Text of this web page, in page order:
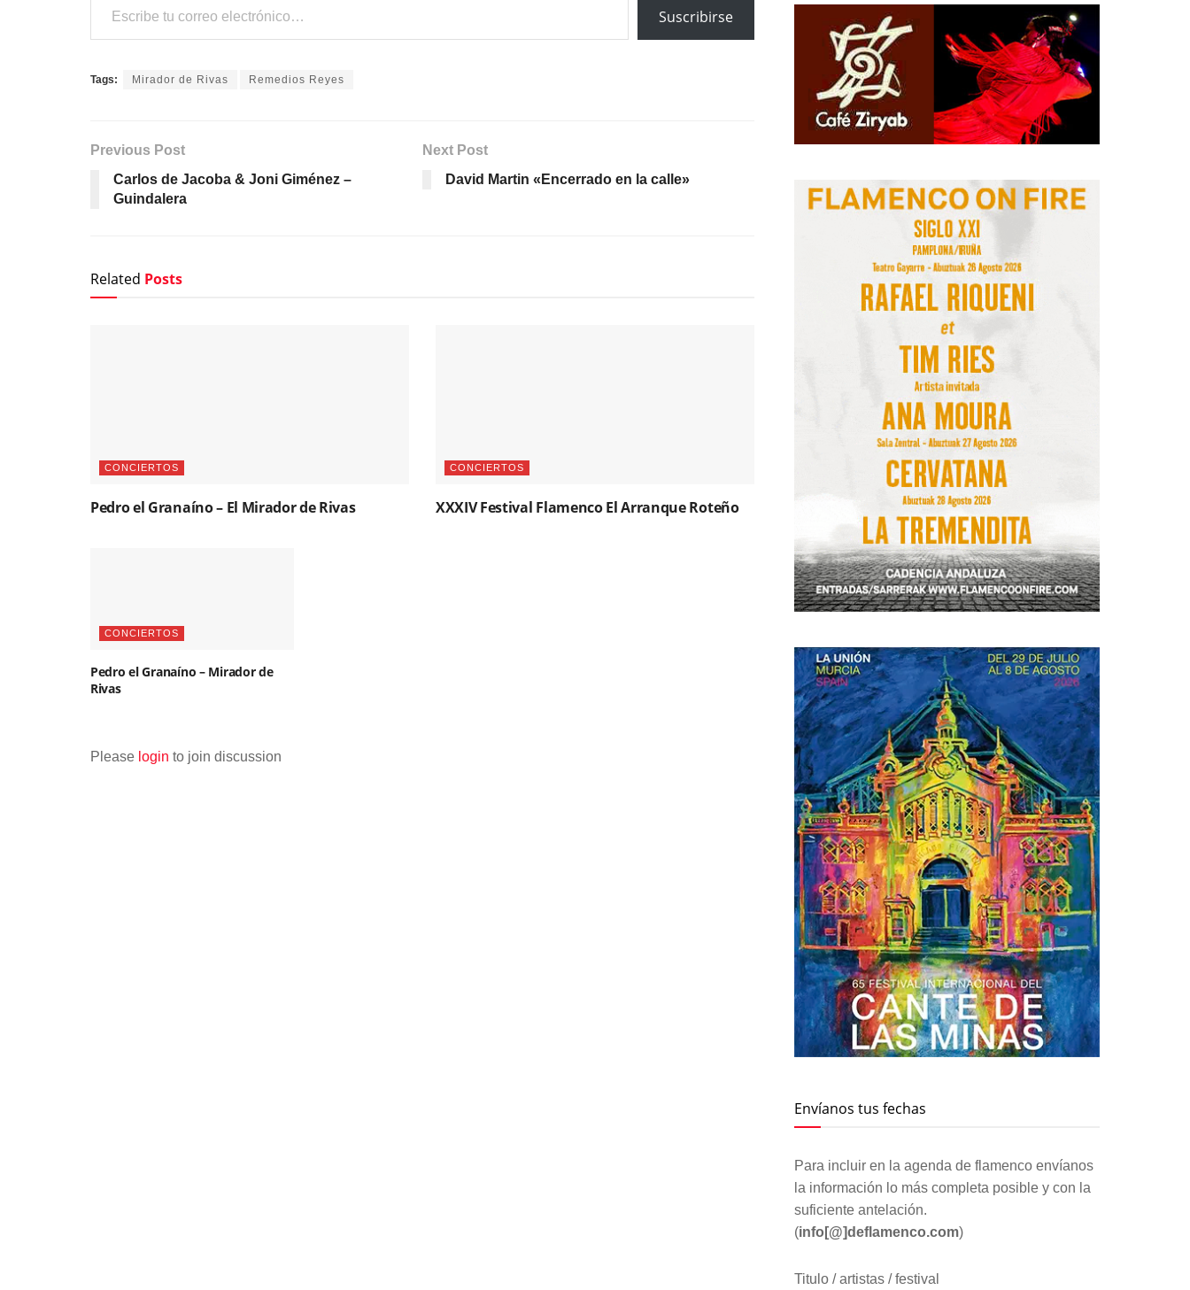
Suscribirse
Tags: Mirador de Rivas Remedios Reyes
Previous Post
Carlos de Jacoba & Joni Giménez –
Guindalera
Next Post
David Martin «Encerrado en la calle»
Related Posts
CONCIERTOS
Pedro el Granaíno – El Mirador de Rivas
CONCIERTOS
XXXIV Festival Flamenco El Arranque Roteño
CONCIERTOS
Pedro el Granaíno – Mirador de
Rivas
Please login to join discussion
Envíanos tus fechas
Para incluir en la agenda de flamenco envíanos
la información lo más completa posible y con la
suficiente antelación.
(info[@]deflamenco.com)
Titulo / artistas / festival